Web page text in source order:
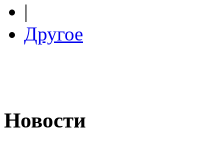
|
Другое
Новости